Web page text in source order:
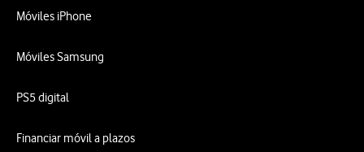
Móviles iPhone
Móviles Samsung
PS5 digital
Financiar móvil a plazos